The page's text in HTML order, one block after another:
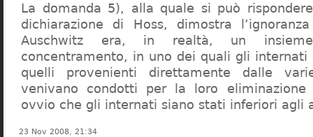
La domanda 5), alla quale si può
dichiarazione di Hoss, dimostra
Auschwitz era, in realtà, un
concentramento, in uno dei quali gli
quelli provenienti direttamente dalle
venivano condotti per la loro eliminazione
ovvio che gli internati siano stati inferiori agli
23 Nov 2008, 21:34